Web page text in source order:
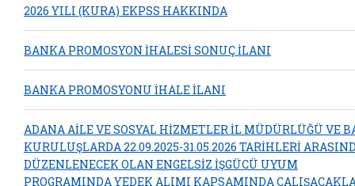
2026 YILI (KURA) EKPSS HAKKINDA
BANKA PROMOSYON İHALESİ SONUÇ İLANI
BANKA PROMOSYONU İHALE İLANI
ADANA AİLE VE SOSYAL HİZMETLER İL MÜDÜRLÜĞÜ VE
KURULUŞLARDA 22.09.2025-31.05.2026 TARİHLERİ
DÜZENLENECEK OLAN ENGELSİZ İŞGÜCÜ UYUM
PROGRAMINDA YEDEK ALIMI KAPSAMINDA